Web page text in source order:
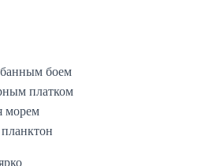
боем
платком
морем